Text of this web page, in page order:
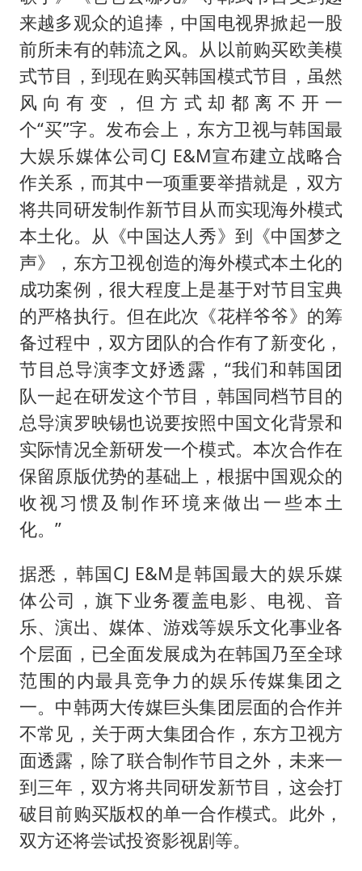
来越多观众的追捧，中国电视界掀起一股
前所未有的韩流之风。从以前购买欧美模
式节目，到现在购买韩国模式节目，虽然
风向有变，但方式却都离不开一
个“买”字。发布会上，东方卫视与韩国最
大娱乐媒体公司CJ E&M宣布建立战略合
作关系，而其中一项重要举措就是，双方
将共同研发制作新节目从而实现海外模式
本土化。从《中国达人秀》到《中国梦之
声》，东方卫视创造的海外模式本土化的
成功案例，很大程度上是基于对节目宝典
的严格执行。但在此次《花样爷爷》的筹
备过程中，双方团队的合作有了新变化，
节目总导演李文妤透露，“我们和韩国团
队一起在研发这个节目，韩国同档节目的
总导演罗映锡也说要按照中国文化背景和
实际情况全新研发一个模式。本次合作在
保留原版优势的基础上，根据中国观众的
收视习惯及制作环境来做出一些本土
化。”
据悉，韩国CJ E&M是韩国最大的娱乐媒
体公司，旗下业务覆盖电影、电视、音
乐、演出、媒体、游戏等娱乐文化事业各
个层面，已全面发展成为在韩国乃至全球
范围的内最具竞争力的娱乐传媒集团之
一。中韩两大传媒巨头集团层面的合作并
不常见，关于两大集团合作，东方卫视方
面透露，除了联合制作节目之外，未来一
到三年，双方将共同研发新节目，这会打
破目前购买版权的单一合作模式。此外，
双方还将尝试投资影视剧等。